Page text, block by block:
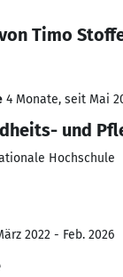
Timo
4 Monate, seit Mai
und
Hochschule
2022 - Feb. 2026